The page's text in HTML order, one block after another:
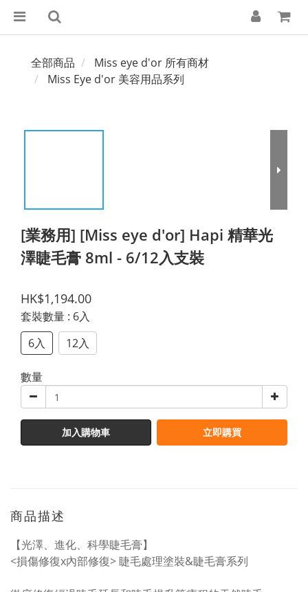
全部商品
Miss eye d'or 所有商材
Miss Eye d'or 美容用品系列
[業務用] [Miss eye d'or] Hapi 精華光
澤睫毛膏 8ml - 6/12入支裝
HK$1,194.00
套裝數量 : 6入
6入
12入
數量
加入購物車 立即購買
商品描述
【光澤、進化、科學睫毛膏】
<損傷修復x內部修復> 睫毛處理塗裝&睫毛膏系列